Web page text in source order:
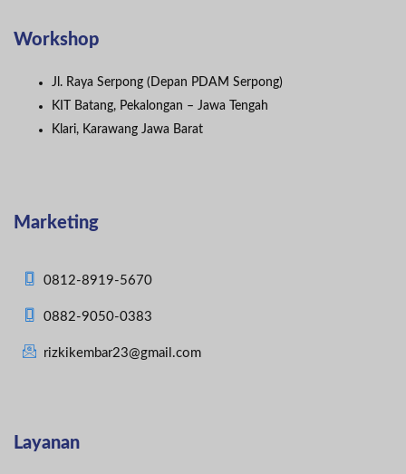
Workshop
Jl. Raya Serpong (Depan PDAM Serpong)
KIT Batang, Pekalongan – Jawa Tengah
Klari, Karawang Jawa Barat
Marketing
0812-8919-5670
0882-9050-0383
rizkikembar23@gmail.com
Layanan